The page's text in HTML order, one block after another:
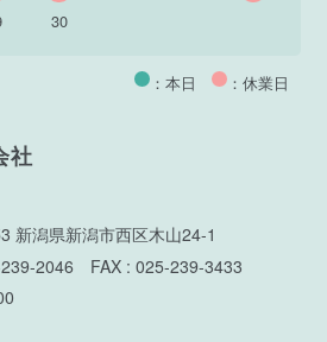
30
：本日 ：休業日
社
新潟県新潟市西区木山24-1
2046 FAX : 025-239-3433